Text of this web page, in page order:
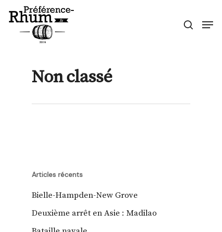
search
Non classé
Articles récents
Bielle-Hampden-New Grove
Deuxième arrêt en Asie : Madilao
Close